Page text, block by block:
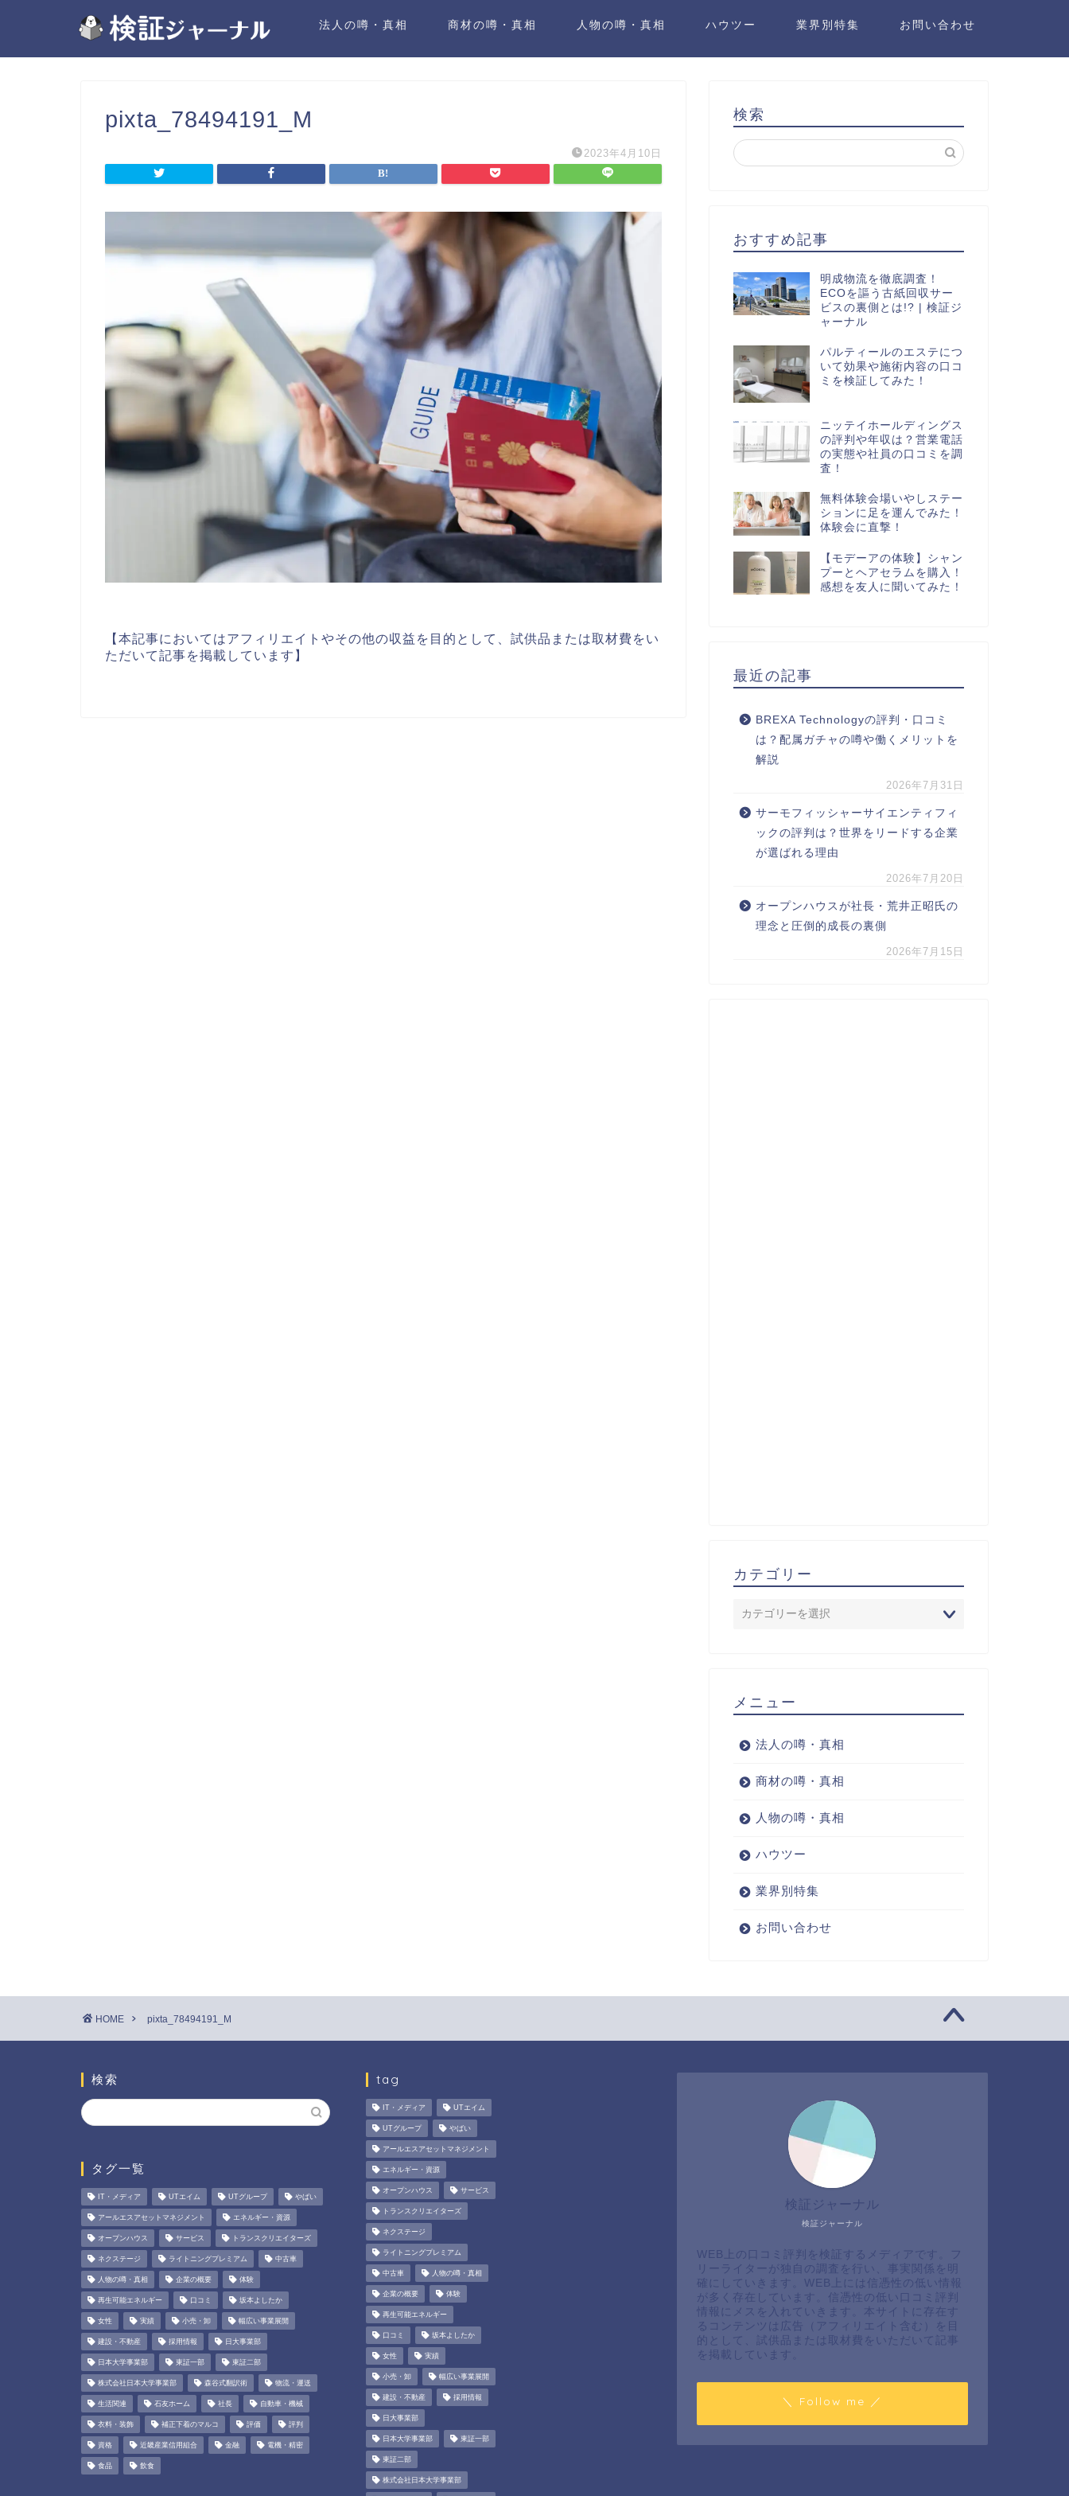
法人の噂・真相 商材の噂・真相 人物の噂・真相 ハウツー 業界別特集 お問い合わせ
pixta_78494191_M
2023年4月10日
【本記事においてはアフィリエイトやその他の収益を目的として、試供品または取材費をい
ただいて記事を掲載しています】
検索
おすすめ記事
明成物流を徹底調査！
ECOを謳う古紙回収サー
ビスの裏側とは!? | 検証ジ
ャーナル
パルティールのエステにつ
いて効果や施術内容の口コ
ミを検証してみた！
ニッテイホールディングス
の評判や年収は？営業電話
の実態や社員の口コミを調
査！
無料体験会場いやしステー
ションに足を運んでみた！
体験会に直撃！
【モデーアの体験】シャン
プーとヘアセラムを購入！
感想を友人に聞いてみた！
最近の記事
BREXA Technologyの評判・口コミ
は？配属ガチャの噂や働くメリットを
解説
2026年7月31日
サーモフィッシャーサイエンティフィ
ックの評判は？世界をリードする企業
が選ばれる理由
2026年7月20日
オープンハウスが社長・荒井正昭氏の
理念と圧倒的成長の裏側
2026年7月15日
カテゴリー
メニュー
法人の噂・真相
商材の噂・真相
人物の噂・真相
ハウツー
業界別特集
お問い合わせ
HOME pixta_78494191_M
検索
タグ一覧
IT・メディア UTエイム UTグループ やばい
アールエスアセットマネジメント エネルギー・資源
オープンハウス サービス トランスクリエイターズ
ネクステージ ライトニングプレミアム 中古車
人物の噂・真相 企業の概要 体験
再生可能エネルギー 口コミ 坂本よしたか
女性 実績 小売・卸 幅広い事業展開
建設・不動産 採用情報 日大事業部
日本大学事業部 東証一部 東証二部
株式会社日本大学事業部 森谷式翻訳術 物流・運送
生活関連 石友ホーム 社長 自動車・機械
衣料・装飾 補正下着のマルコ 評価 評判
資格 近畿産業信用組合 金融 電機・精密
食品 飲食
tag
IT・メディア UTエイム
UTグループ やばい
アールエスアセットマネジメント
エネルギー・資源
オープンハウス サービス
トランスクリエイターズ
ネクステージ
ライトニングプレミアム
中古車 人物の噂・真相
企業の概要 体験
再生可能エネルギー
口コミ 坂本よしたか
女性 実績
小売・卸 幅広い事業展開
建設・不動産 採用情報
日大事業部
日本大学事業部 東証一部
東証二部
株式会社日本大学事業部
検証ジャーナル
検証ジャーナル
WEB上の口コミ評判を検証するメディアです。フ
リーライターが独自の調査を行い、事実関係を明
確にしていきます。WEB上には信憑性の低い情報
が多く存在しています。信憑性の低い口コミ評判
情報にメスを入れていきます。本サイトに存在す
るコンテンツは広告（アフィリエイト含む）を目
的として、試供品または取材費をいただいて記事
を掲載しています。
＼ Follow me ／